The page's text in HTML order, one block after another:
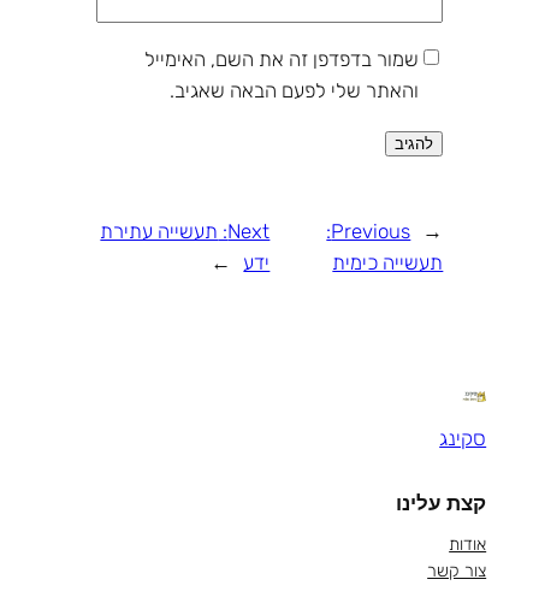
שמור בדפדפן זה את השם, האימייל
והאתר שלי לפעם הבאה שאגיב.
←
Previous:
תעשייה כימית
Next: תעשייה עתירת
ידע
→
סקינג
קצת עלינו
אודות
צור קשר